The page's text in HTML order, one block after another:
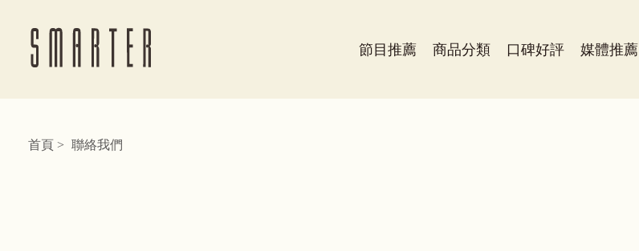
節目推薦 商品分類 口碑好評 媒體推薦
首頁 聯絡我們